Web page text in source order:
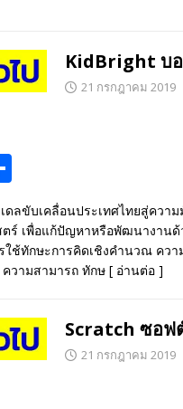
e KidBright บ
21 กรกฎาคม 2019
h
ar
e
ดลขับเคลื่อนประเทศไทยสู่คว
เพื่อแก้ปัญหาหรือพัฒนางานด้
ช้ทักษะการคิดเชิงคำนวณ คว
วามสามารถ ทักษ [ อ่านต่อ ]
Scratch ซอฟ
21 กรกฎาคม 2019